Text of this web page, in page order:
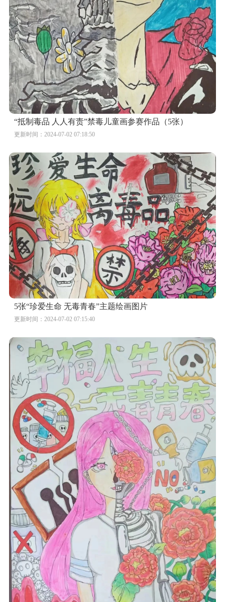
“抵制毒品 人人有责”禁毒儿童画参赛作品（5张）
更新时间：2024-07-02 07:18:50
5张“珍爱生命 无毒青春”主题绘画图片
更新时间：2024-07-02 07:15:40